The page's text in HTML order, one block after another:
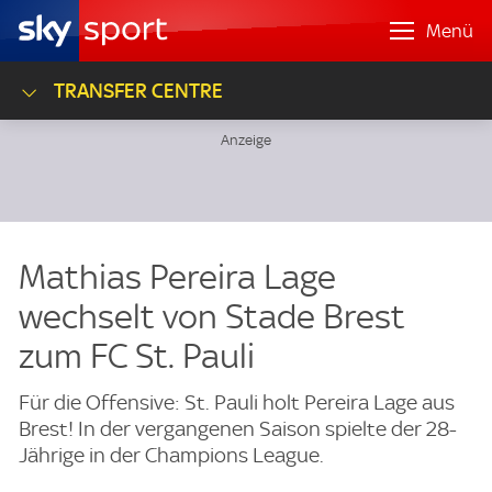
Menü
TRANSFER CENTRE
Mathias Pereira Lage
wechselt von Stade Brest
zum FC St. Pauli
Für die Offensive: St. Pauli holt Pereira Lage aus
Brest! In der vergangenen Saison spielte der 28-
Jährige in der Champions League.